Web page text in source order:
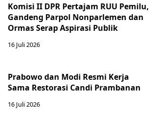
Komisi II DPR Pertajam RUU Pemilu,
Gandeng Parpol Nonparlemen dan
Ormas Serap Aspirasi Publik
16 Juli 2026
Prabowo dan Modi Resmi Kerja
Sama Restorasi Candi Prambanan
16 Juli 2026